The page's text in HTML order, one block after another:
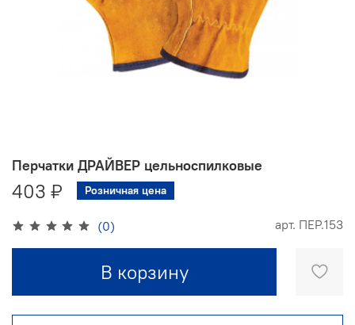
(0) арт. ПЕР.153
Перчатки ДРАЙВЕР цельноспилковые
403 ₽ Розничная цена
В корзину